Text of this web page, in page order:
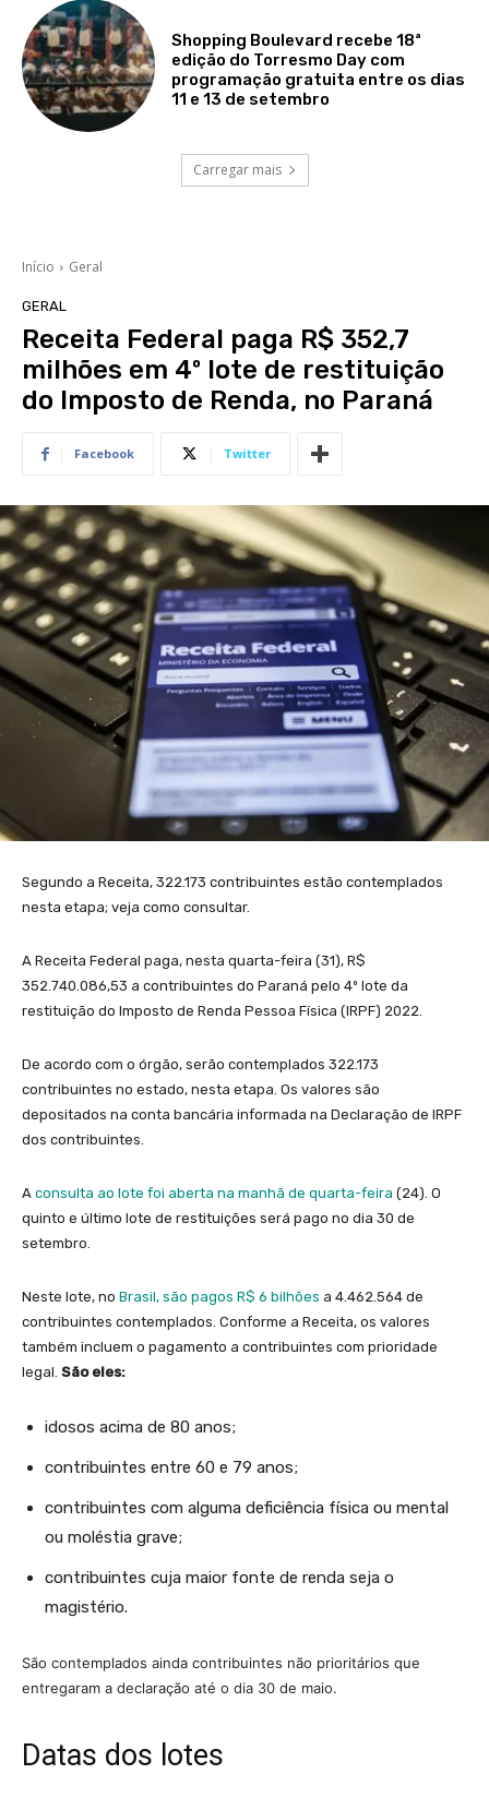
Shopping Boulevard recebe 18ª
edição do Torresmo Day com
programação gratuita entre os dias
11 e 13 de setembro
Carregar mais